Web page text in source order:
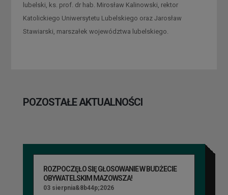
lubelski, ks. prof. dr hab. Mirosław Kalinowski, rektor
Katolickiego Uniwersytetu Lubelskiego oraz Jarosław
Stawiarski, marszałek województwa lubelskiego.
POZOSTAŁE AKTUALNOŚCI
ROZPOCZĘŁO SIĘ GŁOSOWANIE W BUDŻECIE
OBYWATELSKIM MAZOWSZA!
03 sierpnia&8b44p;2026